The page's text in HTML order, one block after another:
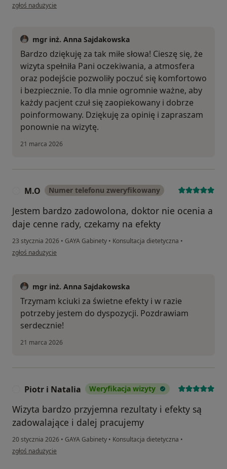
w opinii użytkownika Natalia
zgłoś nadużycie
mgr inż. Anna Sajdakowska
Bardzo dziękuję za tak miłe słowa! Cieszę się, że
wizyta spełniła Pani oczekiwania, a atmosfera
oraz podejście pozwoliły poczuć się komfortowo
i bezpiecznie. To dla mnie ogromnie ważne, aby
każdy pacjent czuł się zaopiekowany i dobrze
poinformowany. Dziękuję za opinię i zapraszam
ponownie na wizytę.
21 marca 2026
M.O Numer telefonu zweryfikowany
Jestem bardzo zadowolona, doktor nie ocenia a
daje cenne rady, czekamy na efekty
23 stycznia 2026 • GAYA Gabinety • Konsultacja dietetyczna •
w opinii użytkownika M.O
zgłoś nadużycie
mgr inż. Anna Sajdakowska
Trzymam kciuki za świetne efekty i w razie
potrzeby jestem do dyspozycji. Pozdrawiam
serdecznie!
21 marca 2026
Piotr i Natalia Weryfikacja wizyty
Wizyta bardzo przyjemna rezultaty i efekty są
zadowalające i dalej pracujemy
20 stycznia 2026 • GAYA Gabinety • Konsultacja dietetyczna •
w opinii użytkownika Piotr i Natalia
zgłoś nadużycie